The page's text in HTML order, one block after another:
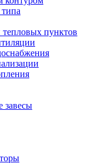
пунктов